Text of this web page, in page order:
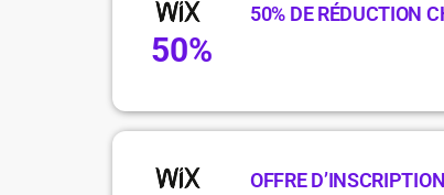
50%
50% DE RÉDUCTION
OFFRE